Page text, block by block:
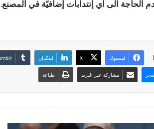
الحاجة الى اي إنتدابات إضافيّة في المصنع.
فيسبوك X لينكدإن
مشاركة عبر البريد طباعة